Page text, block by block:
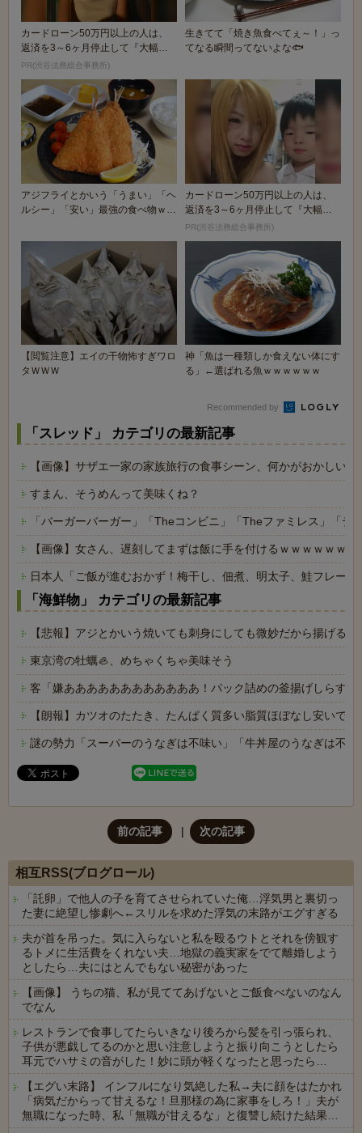
カードローン50万円以上の人は、
返済を3～6ヶ月停止して『大幅に
減額してから返済...
PR(渋谷法務総合事務所)
生きてて「焼き魚食べてぇ～！」っ
てなる瞬間ってないよな🐟
アジフライとかいう「うまい」「ヘ
ルシー」「安い」最強の食べ物ｗｗ
カードローン50万円以上の人は、
返済を3～6ヶ月停止して『大幅に
減額してから返済...
PR(渋谷法務総合事務所)
【閲覧注意】エイの干物怖すぎワロ
タＷＷＷ
神「魚は一種類しか食えない体にす
る」←選ばれる魚ｗｗｗｗｗｗ
Recommended by
「スレッド」 カテゴリの最新記事
【画像】サザエ一家の家族旅行の食事シーン、何かがおかしいｗ
すまん、そうめんって美味くね？
「バーガーバーガー」「Theコンビニ」「Theファミレス」「テ
【画像】女さん、遅刻してまずは飯に手を付けるｗｗｗｗｗｗ
日本人「ご飯が進むおかず！梅干し、佃煮、明太子、鮭フレー
「海鮮物」 カテゴリの最新記事
【悲報】アジとかいう焼いても刺身にしても微妙だから揚げる
東京湾の牡蠣🦪、めちゃくちゃ美味そう
客「嫌ああああああああああああ！パック詰めの釜揚げしらす
【朗報】カツオのたたき、たんぱく質多い脂質ほぼなし安いで
謎の勢力「スーパーのうなぎは不味い」「牛丼屋のうなぎは不味
前の記事 次の記事
相互RSS(ブログロール)
「託卵」で他人の子を育てさせられていた俺…浮気男と裏切っ
た妻に絶望し惨劇へ←スリルを求めた浮気の末路がエグすぎる
夫が首を吊った。気に入らないと私を殴るウトとそれを傍観す
るトメに生活費をくれない夫…地獄の義実家をでて離婚しよう
としたら…夫にはとんでもない秘密があった
【画像】 うちの猫、私が見ててあげないとご飯食べないのなん
でなん
レストランで食事してたらいきなり後ろから髪を引っ張られ、
子供が悪戯してるのかと思い注意しようと振り向こうとしたら
耳元でハサミの音がした！妙に頭が軽くなったと思ったら…
【エグい末路】 インフルになり気絶した私→夫に顔をはたかれ
「病気だからって甘えるな！旦那様の為に家事をしろ！」夫が
無職になった時、私「無職が甘えるな」と復讐し続けた結果…